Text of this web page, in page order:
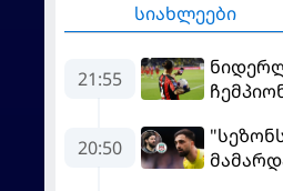
სიახლეები
21:55
MVP
20:50